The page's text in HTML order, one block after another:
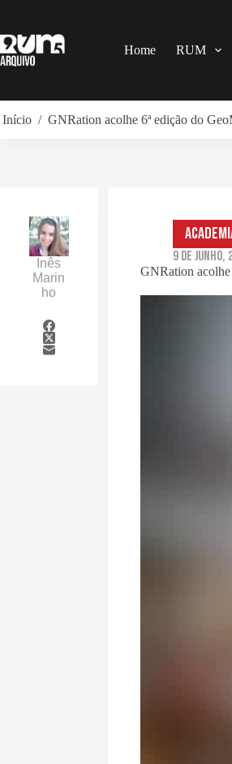
o
conteúdo
Home RUM
Início / GNRation acolhe 6ª edição do
GNRation
9 de Junho,
Inês
Marin
ho